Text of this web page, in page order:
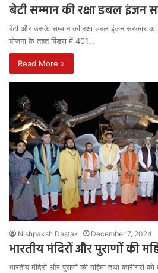
बेटी सम्मान की रक्षा डबल इंजन
बेटी और उसके सम्मान की रक्षा डबल इंजन सरकार का
योजना के तहत पिंडरा में 401…
Read More »
Nishpaksh Dastak December 7, 2024
भारतीय मंदिरों और पुराणों की
भारतीय मंदिरों और पुराणों की महिमा तथा कारीगरी को